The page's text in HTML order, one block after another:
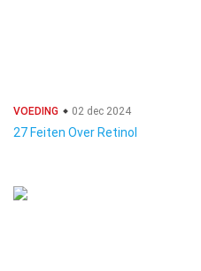
VOEDING 02 dec 2024
27 Feiten Over Retinol